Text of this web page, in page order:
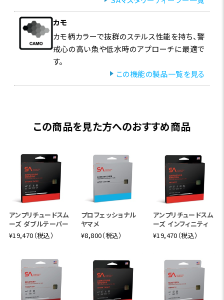
カモ
カモ柄カラーで抜群のステルス性能を持ち、警
戒心の高い魚や低水時のアプローチに最適で
す。
この機能の製品一覧を見る
この商品を見た方へのおすすめ商品
アンプリチュードスム
ーズ ダブルテーパー
¥19,470（税込）
プロフェッショナル
ヤマメ
¥8,800（税込）
アンプリチュードスム
ーズ インフィニティ
¥19,470（税込）